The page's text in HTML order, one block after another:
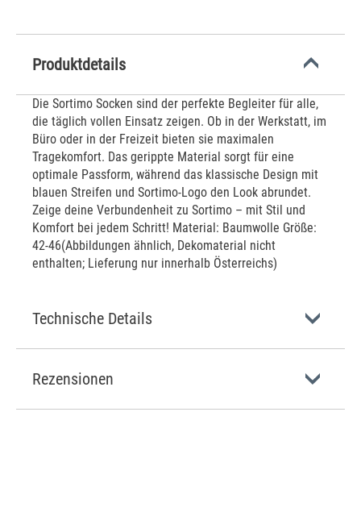
Produktdetails
Die Sortimo Socken sind der perfekte Begleiter für alle,
die täglich vollen Einsatz zeigen. Ob in der Werkstatt, im
Büro oder in der Freizeit bieten sie maximalen
Tragekomfort. Das gerippte Material sorgt für eine
optimale Passform, während das klassische Design mit
blauen Streifen und Sortimo-Logo den Look abrundet.
Zeige deine Verbundenheit zu Sortimo – mit Stil und
Komfort bei jedem Schritt! Material: Baumwolle Größe:
42-46(Abbildungen ähnlich, Dekomaterial nicht
enthalten; Lieferung nur innerhalb Österreichs)
Technische Details
Rezensionen